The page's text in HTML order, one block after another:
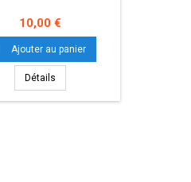
Prix
10,00 €
Ajouter au panier
Détails